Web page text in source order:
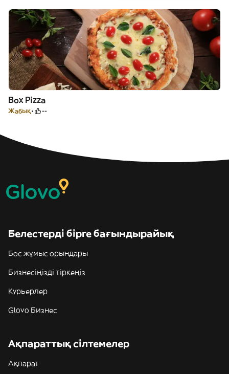
Box Pizza
Жабық --
Белестерді бірге бағындырайық
Бос жұмыс орындары
Бизнесіңізді тіркеңіз
Курьерлер
Glovo Бизнес
Ақпараттық сілтемелер
Ақпарат